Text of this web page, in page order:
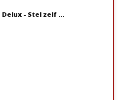
- Stel zelf ...